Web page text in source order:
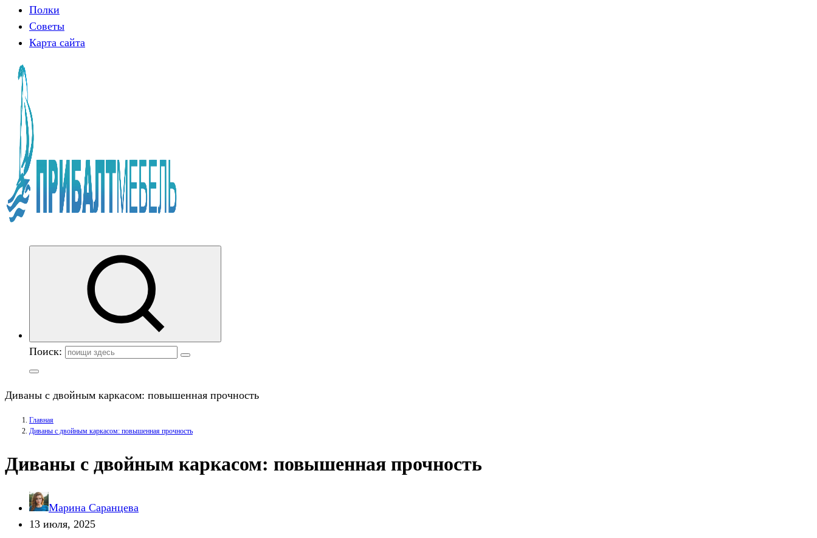
Полки
Советы
Карта сайта
Поиск:
Диваны с двойным каркасом: повышенная прочность
Главная
Диваны с двойным каркасом: повышенная прочность
Диваны с двойным каркасом: повышенная прочность
Марина Саранцева
13 июля, 2025